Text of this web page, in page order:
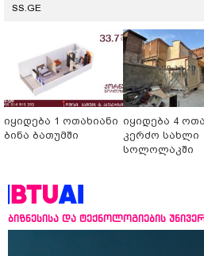
SS.GE
იყიდება 1 ოთახიანი
ბინა ბათუმში
იყიდება 4
კერძო სახლი
სოლოლაკში
ბიზნესისა და ტექნოლოგიების